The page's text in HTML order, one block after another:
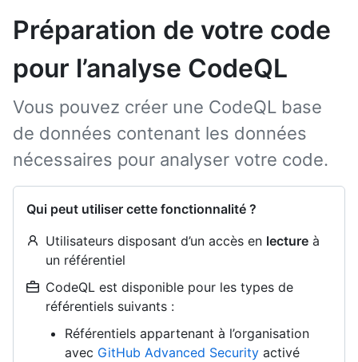
Préparation de votre code
pour l’analyse CodeQL
Vous pouvez créer une CodeQL base
de données contenant les données
nécessaires pour analyser votre code.
Qui peut utiliser cette fonctionnalité ?
Utilisateurs disposant d’un accès en lecture à
un référentiel
CodeQL est disponible pour les types de
référentiels suivants :
Référentiels appartenant à l’organisation
avec GitHub Advanced Security activé